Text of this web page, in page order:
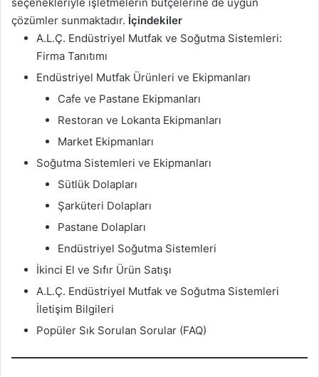
çözümler sunmaktadır. İçindekiler
A.L.Ç. Endüstriyel Mutfak ve Soğutma Sistemleri:
Firma Tanıtımı
Endüstriyel Mutfak Ürünleri ve Ekipmanları
Cafe ve Pastane Ekipmanları
Restoran ve Lokanta Ekipmanları
Market Ekipmanları
Soğutma Sistemleri ve Ekipmanları
Sütlük Dolapları
Şarküteri Dolapları
Pastane Dolapları
Endüstriyel Soğutma Sistemleri
İkinci El ve Sıfır Ürün Satışı
A.L.Ç. Endüstriyel Mutfak ve Soğutma Sistemleri
İletişim Bilgileri
Popüler Sık Sorulan Sorular (FAQ)